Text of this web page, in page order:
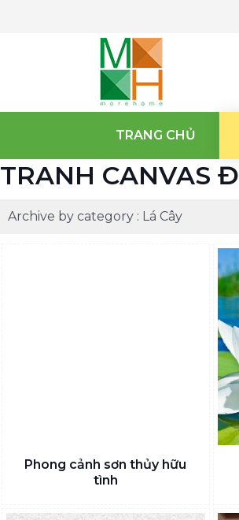
TRANG CHỦ
TRANH CANVAS
Archive by category : Lá Cây
Phong cảnh sơn thủy hữu
tình